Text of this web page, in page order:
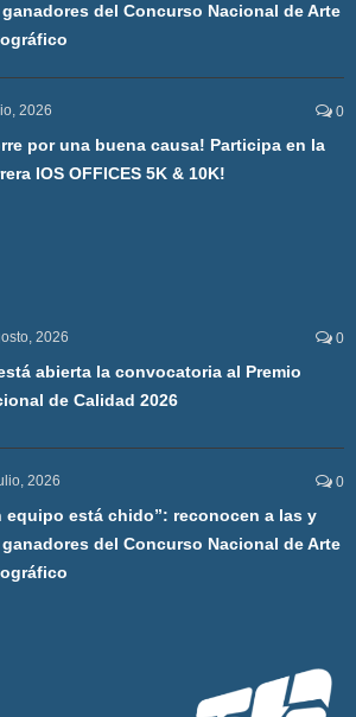
del Concurso Nacional de Arte
2026 0
por una buena causa! Participa en la
IOS OFFICES 5K & 10K!
2026 0
abierta la convocatoria al Premio
de Calidad 2026
2026 0
equipo está chido”: reconocen a las y
del Concurso Nacional de Arte